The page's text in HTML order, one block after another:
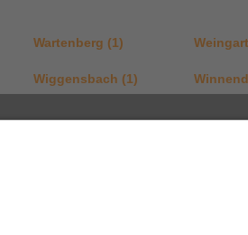
Wartenberg (1)
Wiggensbach (1)